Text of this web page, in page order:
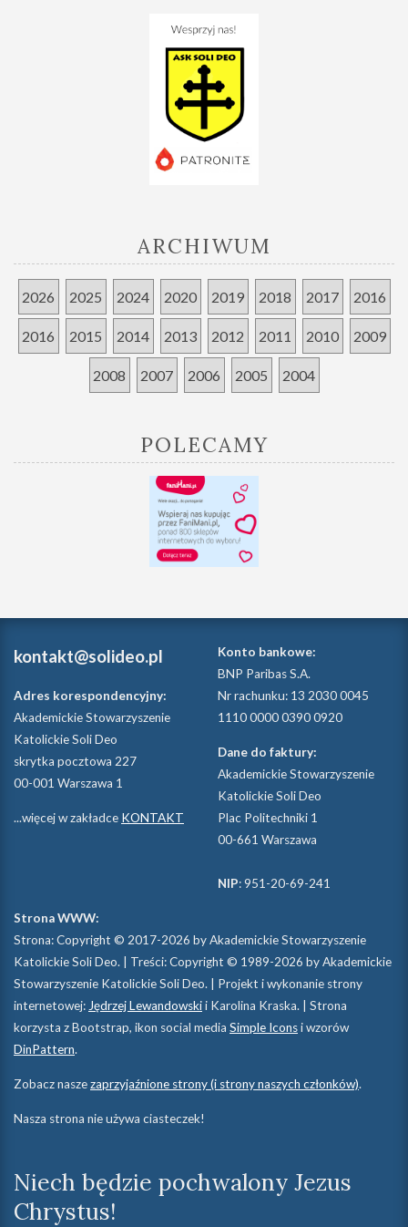
ARCHIWUM
2026 2025 2024 2020 2019 2018 2017 2016
2016 2015 2014 2013 2012 2011 2010 2009
2008 2007 2006 2005 2004
POLECAMY
kontakt@solideo.pl
Adres korespondencyjny:
Akademickie Stowarzyszenie
Katolickie Soli Deo
skrytka pocztowa 227
00-001 Warszawa 1
...więcej w zakładce KONTAKT
Konto bankowe:
BNP Paribas S.A.
Nr rachunku: 13 2030 0045
1110 0000 0390 0920
Dane do faktury:
Akademickie Stowarzyszenie
Katolickie Soli Deo
Plac Politechniki 1
00-661 Warszawa
NIP: 951-20-69-241
Strona WWW:
Strona: Copyright © 2017-2026 by Akademickie Stowarzyszenie
Katolickie Soli Deo. | Treści: Copyright © 1989-2026 by Akademickie
Stowarzyszenie Katolickie Soli Deo. | Projekt i wykonanie strony
internetowej: Jędrzej Lewandowskii Karolina Kraska. | Strona
korzysta z Bootstrap, ikon social media Simple Iconsi wzorów
DinPattern.
Zobacz naszezaprzyjaźnione strony (i strony naszych członków).
Nasza strona nie używa ciasteczek!
Niech będzie pochwalony Jezus
Chrystus!